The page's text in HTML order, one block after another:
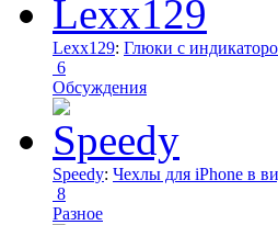
Lexx129: Глюки с
6
Обсуждения
Speedy: Чехлы для iPhone в
8
Разное